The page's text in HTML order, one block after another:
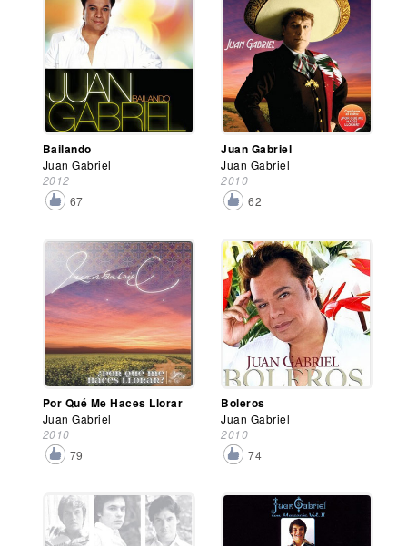
Bailando
Juan Gabriel
2012
67
Juan Gabriel
Juan Gabriel
2010
62
Por Qué Me Haces Llorar
Juan Gabriel
2010
79
Boleros
Juan Gabriel
2010
74